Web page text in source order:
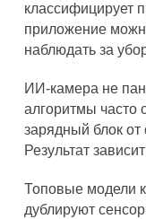
классифицирует
приложение
наблюдать за
ИИ-камера не
алгоритмы часто
зарядный блок от
Результат
Топовые модели
дублируют